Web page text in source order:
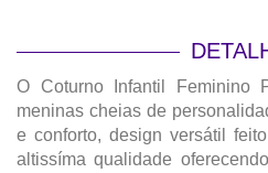
O Coturno Infantil Feminino
meninas cheias de
e conforto, design versátil
altissíma qualidade